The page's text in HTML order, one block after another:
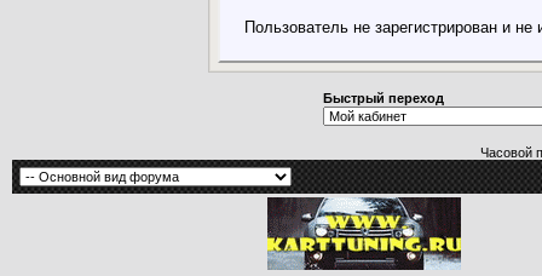
Пользователь не зарегистрирован и
Быстрый переход
Часовой